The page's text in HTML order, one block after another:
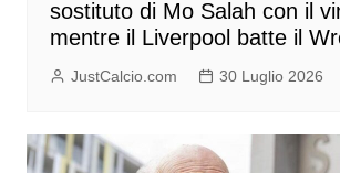
sostituto di Mo Salah con il
mentre il Liverpool batte il
JustCalcio.com 30 Luglio 2026